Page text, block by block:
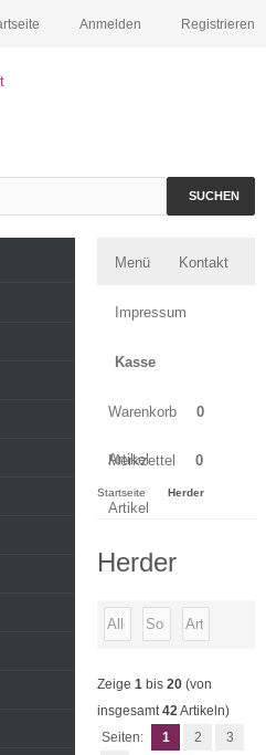
Registrieren
Anmelden
SUCHEN
Menü Kontakt
Impressum
Kasse
Warenkorb 0
Artikel
Merkzettel 0
Artikel
Startseite Herder
Herder
Zeige 1 bis 20 (von
insgesamt42Artikeln)
Seiten:
1 2
3